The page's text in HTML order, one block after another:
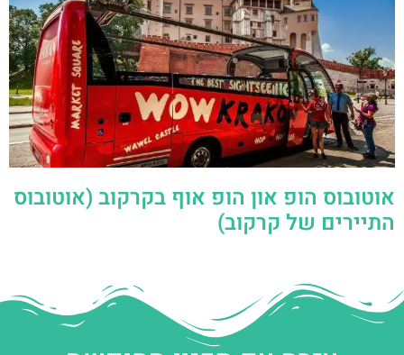
אוטובוס הופ און הופ אוף בקרקוב (אוטובוס
התיירים של קרקוב)